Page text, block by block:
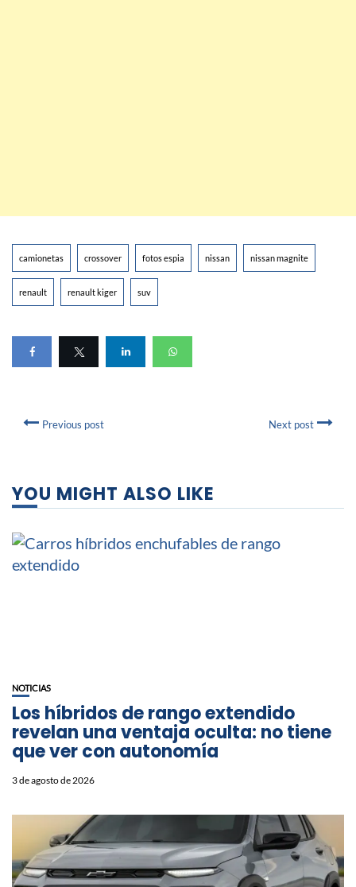
camionetas crossover fotos espia nissan nissan magnite
renault renault kiger suv
Previous post Next post
YOU MIGHT ALSO LIKE
NOTICIAS
Los híbridos de rango extendido
revelan una ventaja oculta: no tiene
que ver con autonomía
3 de agosto de 2026